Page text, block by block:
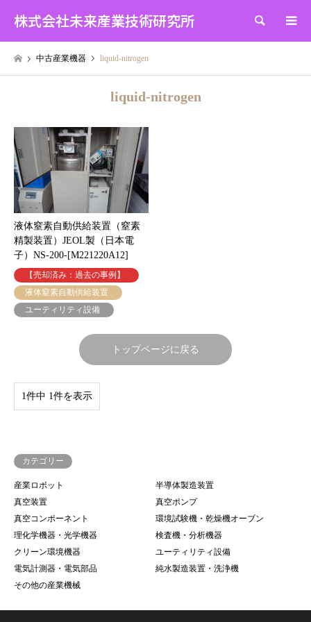
株式会社未来産業技術研究所 検索
中古産業機器 liquid-nitrogen
liquid-nitrogen
液体窒素自動供給装置（窒素
精製装置）JEOL製（日本電
子）NS-200-[M221220A12]
【売却済み：過去の事例】
液体窒素自動供給装置
ユーティリティ設備
トップページに戻る
1件中 1件を表示
カテゴリー
産業ロボット
半導体製造装置
真空装置
真空ポンプ
真空コンポーネント
環境試験機・乾燥機オーブン
理化学機器・光学機器
検査機・分析機器
クリーン環境機器
ユーティリティ設備
電気計測器・電気部品
純水製造装置・洗浄機
その他の産業機械